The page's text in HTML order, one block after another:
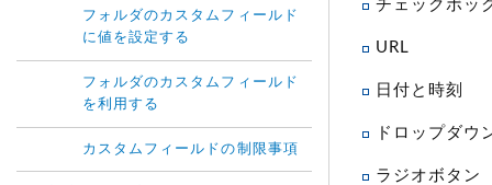
チェックボッ
URL
日付と時刻
ドロップダウ
ラジオボタン
フォルダのカスタムフィールド
に値を設定する
フォルダのカスタムフィールド
を利用する
カスタムフィールドの制限事項